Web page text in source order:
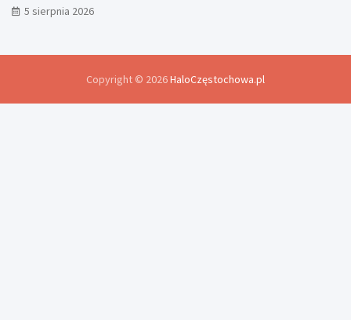
5 sierpnia 2026
Copyright © 2026HaloCzęstochowa.pl